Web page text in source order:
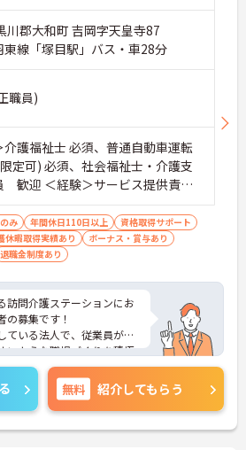
川郡大和町 吉岡字天皇寺87
東線「塚目駅」バス・車28分
職員)
介護福祉士 必須、普通自動車運転
定可) 必須、社会福祉士・介護支
歓迎 ＜経験＞サービス提供責任
必須(経験年数不問)
み 年間休日110日以上
資格取得サポート
休暇取得実績あり
ボーナス・賞与あり
退職金制度あり
訪問介護ステーションにお
の募集です！
ている法人で、従業員が子
いような職場づくりを積極
策ポイントなど、さらに
のでお気軽にご相談くださ
無料 紹介してもらう